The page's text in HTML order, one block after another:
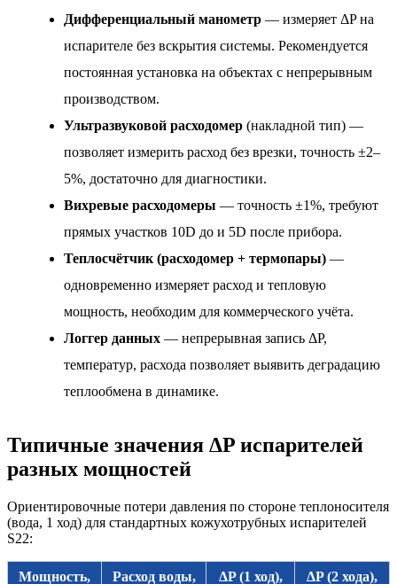
Дифференциальный манометр — измеряет ΔP на
испарителе без вскрытия системы. Рекомендуется
постоянная установка на объектах с непрерывным
производством.
Ультразвуковой расходомер (накладной тип) —
позволяет измерить расход без врезки, точность ±2–
5%, достаточно для диагностики.
Вихревые расходомеры — точность ±1%, требуют
прямых участков 10D до и 5D после прибора.
Теплосчётчик (расходомер + термопары) —
одновременно измеряет расход и тепловую
мощность, необходим для коммерческого учёта.
Логгер данных — непрерывная запись ΔP,
температур, расхода позволяет выявить деградацию
теплообмена в динамике.
Типичные значения ΔP испарителей
разных мощностей
Ориентировочные потери давления по стороне теплоносителя
(вода, 1 ход) для стандартных кожухотрубных испарителей
S22:
Мощность,
Расход воды,
ΔP (1 ход),
ΔP (2 хода),